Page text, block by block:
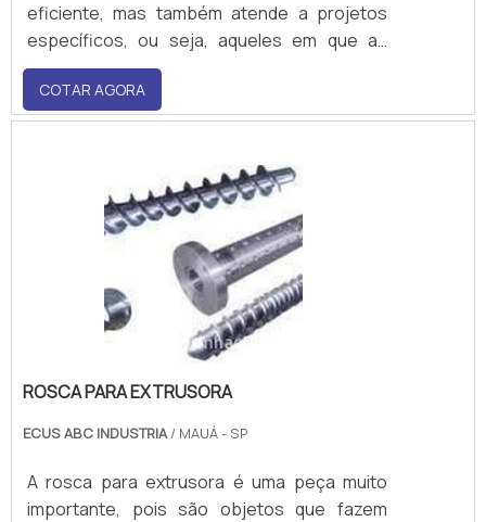
eficiente, mas também atende a projetos
específicos, ou seja, aqueles em que as
roscas são produzidas com geometrias
determinadas.Além disso, as fabricantes de
rosca suprem as mais diversas
pequeno porte, como de indústrias que
COTAR AGORA
ROSCA PARA EXTRUSORA
ECUS ABC INDUSTRIA/ MAUÁ - SP
A rosca para extrusora é uma peça muito
importante, pois são objetos que fazem